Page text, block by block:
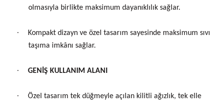
olmasıyla birlikte maksimum dayanıklılık sağlar.
·
Kompakt dizayn ve özel tasarım sayesinde maksimum sıvı
taşıma imkânı sağlar.
· GENİŞ KULLANIM ALANI
·
Özel tasarım tek düğmeyle açılan kilitli ağızlık, tek elle